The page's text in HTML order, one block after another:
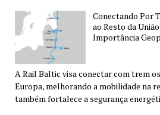
Conectando Por
ao Resto da
Importância
A Rail Baltic visa conectar com trem
Europa, melhorando a mobilidade na
também fortalece a segurança